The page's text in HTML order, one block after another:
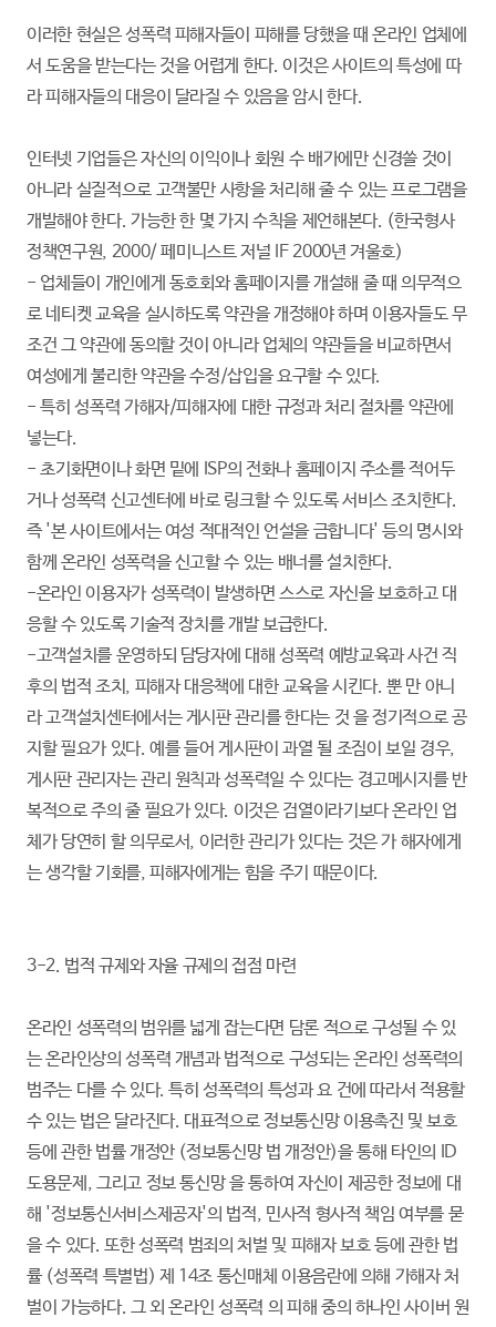
이러한 현실은 성폭력 피해자들이 피해를 당했을 때 온라인 업체에
서 도움을 받는다는 것을 어렵게 한다. 이것은 사이트의 특성에 따
라 피해자들의 대응이 달라질 수 있음을 암시 한다.
인터넷 기업들은 자신의 이익이나 회원 수 배가에만 신경쓸 것이
아니라 실질적으로 고객불만 사항을 처리해 줄 수 있는 프로그램을
개발해야 한다. 가능한 한 몇 가지 수칙을 제언해본다. (한국형사
정책연구원, 2000/ 페미니스트 저널 IF 2000년 겨울호)
- 업체들이 개인에게 동호회와 홈페이지를 개설해 줄 때 의무적으
로 네티켓 교육을 실시하도록 약관을 개정해야 하며 이용자들도 무
조건 그 약관에 동의할 것이 아니라 업체의 약관들을 비교하면서
여성에게 불리한 약관을 수정/삽입을 요구할 수 있다.
- 특히 성폭력 가해자/피해자에 대한 규정과 처리 절차를 약관에
넣는다.
- 초기화면이나 화면 밑에 ISP의 전화나 홈페이지 주소를 적어두
거나 성폭력 신고센터에 바로 링크할 수 있도록 서비스 조치한다.
즉 '본 사이트에서는 여성 적대적인 언설을 금합니다' 등의 명시와
함께 온라인 성폭력을 신고할 수 있는 배너를 설치한다.
-온라인 이용자가 성폭력이 발생하면 스스로 자신을 보호하고 대
응할 수 있도록 기술적 장치를 개발 보급한다.
-고객설치를 운영하되 담당자에 대해 성폭력 예방교육과 사건 직
후의 법적 조치, 피해자 대응책에 대한 교육을 시킨다. 뿐 만 아니
라 고객설치센터에서는 게시판 관리를 한다는 것 을 정기적으로 공
지할 필요가 있다. 예를 들어 게시판이 과열 될 조짐이 보일 경우,
게시판 관리자는 관리 원칙과 성폭력일 수 있다는 경고메시지를 반
복적으로 주의 줄 필요가 있다. 이것은 검열이라기보다 온라인 업
체가 당연히 할 의무로서, 이러한 관리가 있다는 것은 가 해자에게
는 생각할 기회를, 피해자에게는 힘을 주기 때문이다.
3-2. 법적 규제와 자율 규제의 접점 마련
온라인 성폭력의 범위를 넓게 잡는다면 담론 적으로 구성될 수 있
는 온라인상의 성폭력 개념과 법적으로 구성되는 온라인 성폭력의
범주는 다를 수 있다. 특히 성폭력의 특성과 요 건에 따라서 적용할
수 있는 법은 달라진다. 대표적으로 정보통신망 이용촉진 및 보호
등에 관한 법률 개정안 (정보통신망 법 개정안)을 통해 타인의 ID
도용문제, 그리고 정보 통신망 을 통하여 자신이 제공한 정보에 대
해 '정보통신서비스제공자'의 법적, 민사적 형사적 책임 여부를 묻
을 수 있다. 또한 성폭력 범죄의 처벌 및 피해자 보호 등에 관한 법
률 (성폭력 특별법) 제 14조 통신매체 이용음란에 의해 가해자 처
벌이 가능하다. 그 외 온라인 성폭력 의 피해 중의 하나인 사이버 원